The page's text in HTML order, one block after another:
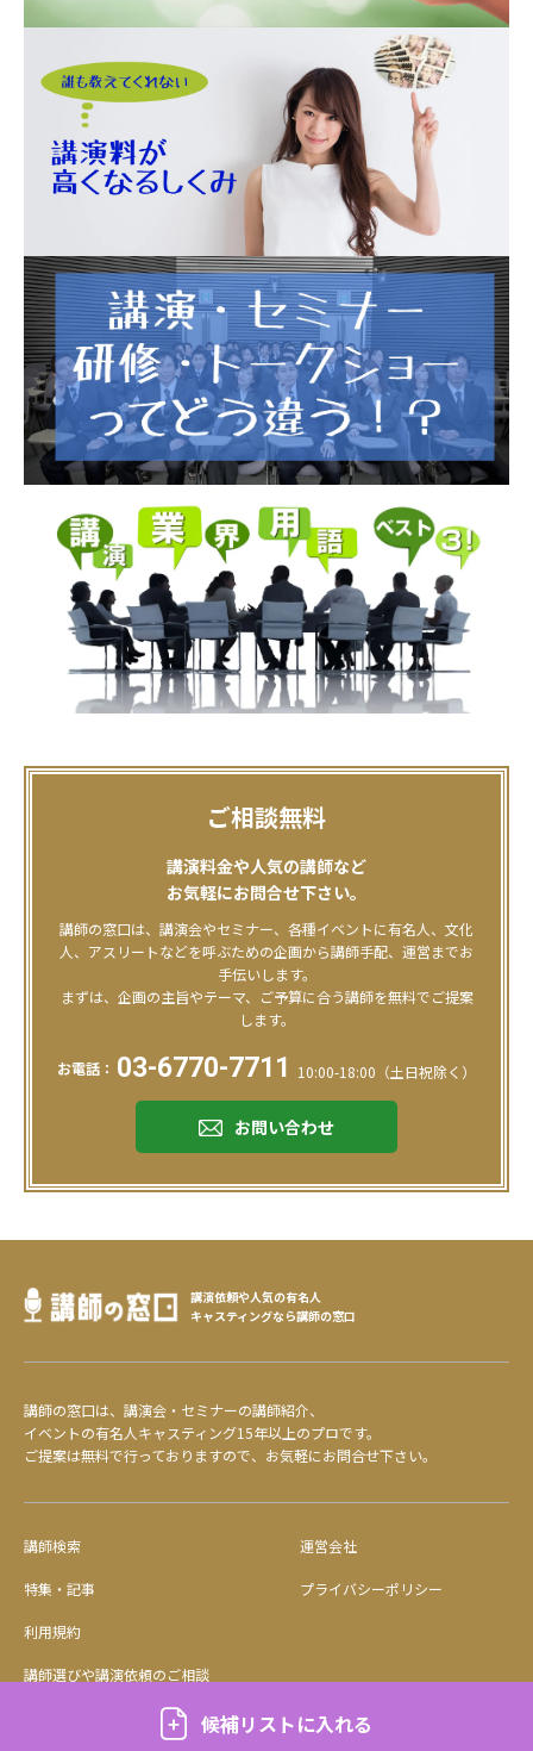
候補リストに入れる
ご相談無料
講演料金や人気の講師など
お気軽にお問合せ下さい。
講師の窓口は、講演会やセミナー、各種イベントに有名人、文化
人、アスリートなどを呼ぶための企画から講師手配、運営までお
手伝いします。
まずは、企画の主旨やテーマ、ご予算に合う講師を無料でご提案
します。
お電話： 03-6770-7711 10:00-18:00（土日祝除く）
お問い合わせ
講演依頼や人気の有名人
キャスティングなら講師の窓口
講師の窓口は、講演会・セミナーの講師紹介、
イベントの有名人キャスティング15年以上のプロです。
ご提案は無料で行っておりますので、お気軽にお問合せ下さい。
講師検索
特集・記事
利用規約
講師選びや講演依頼のご相談
運営会社
プライバシーポリシー